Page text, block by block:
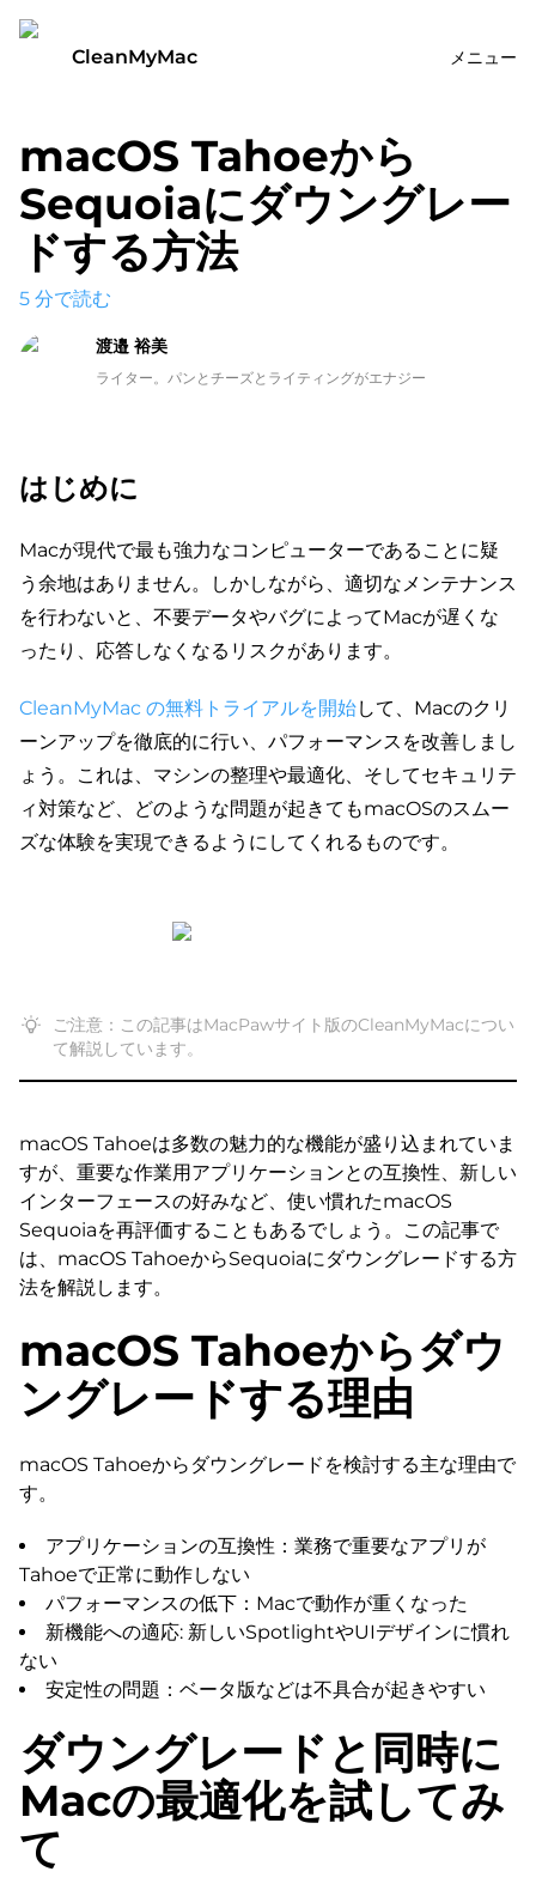
CleanMyMac メニュー
macOS Tahoeから
Sequoiaにダウングレー
ドする方法
5 分で読む
渡邉 裕美
ライター。パンとチーズとライティングがエナジー
はじめに
Macが現代で最も強力なコンピューターであることに疑
う余地はありません。しかしながら、適切なメンテナンス
を行わないと、不要データやバグによってMacが遅くな
ったり、応答しなくなるリスクがあります。
CleanMyMac の無料トライアルを開始して、Macのクリ
ーンアップを徹底的に行い、パフォーマンスを改善しまし
ょう。これは、マシンの整理や最適化、そしてセキュリテ
ィ対策など、どのような問題が起きてもmacOSのスムー
ズな体験を実現できるようにしてくれるものです。
ご注意：この記事はMacPawサイト版のCleanMyMacについ
て解説しています。
macOS Tahoeは多数の魅力的な機能が盛り込まれていま
すが、重要な作業用アプリケーションとの互換性、新しい
インターフェースの好みなど、使い慣れたmacOS
Sequoiaを再評価することもあるでしょう。この記事で
は、macOS TahoeからSequoiaにダウングレードする方
法を解説します。
macOS Tahoeからダウ
ングレードする理由
macOS Tahoeからダウングレードを検討する主な理由で
す。
アプリケーションの互換性：業務で重要なアプリが
Tahoeで正常に動作しない
パフォーマンスの低下：Macで動作が重くなった
新機能への適応: 新しいSpotlightやUIデザインに慣れ
ない
安定性の問題：ベータ版などは不具合が起きやすい
ダウングレードと同時に
Macの最適化を試してみ
て